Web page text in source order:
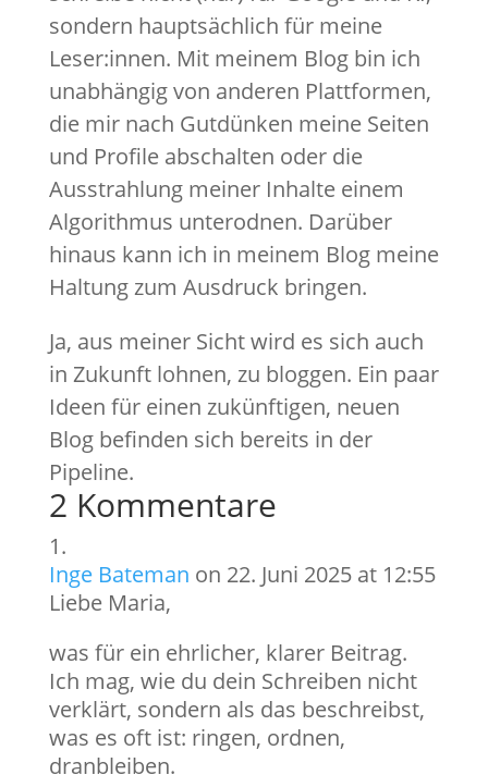
sondern hauptsächlich für meine
Leser:innen. Mit meinem Blog bin ich
unabhängig von anderen Plattformen,
die mir nach Gutdünken meine Seiten
und Profile abschalten oder die
Ausstrahlung meiner Inhalte einem
Algorithmus unterodnen. Darüber
hinaus kann ich in meinem Blog meine
Haltung zum Ausdruck bringen.
Ja, aus meiner Sicht wird es sich auch
in Zukunft lohnen, zu bloggen. Ein paar
Ideen für einen zukünftigen, neuen
Blog befinden sich bereits in der
Pipeline.
2 Kommentare
Inge Bateman on 22. Juni 2025 at 12:55
Liebe Maria,
was für ein ehrlicher, klarer Beitrag.
Ich mag, wie du dein Schreiben nicht
verklärt, sondern als das beschreibst,
was es oft ist: ringen, ordnen,
dranbleiben.